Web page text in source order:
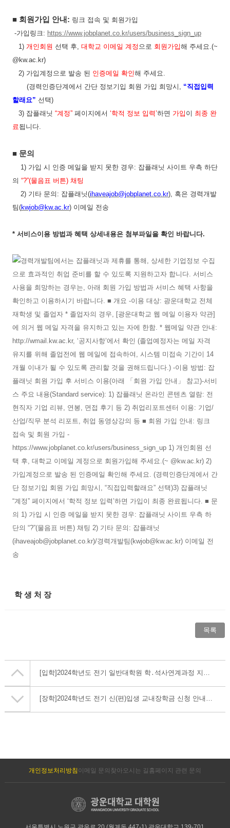
■ 회원가입 안내 : 링크 접속 및 회원가입
-가입링크: https://www.jobplanet.co.kr/users/business_sign_up
1) 개인회원 선택 후, 대학교 이메일 계정 으로 회원가입해 주세요.(~
@kw.ac.kr)
2) 가입계정으로 발송 된 인증메일 확인해 주세요.
(경력인증단계에서 간단 정보기입 회원 가입 희망시 , “직접입력
할래요” 선택)
3) 잡플래닛 “계정” 페이지에서 ‘학적 정보 입력’하면 가입 이 최종 완
료됩니다.
■ 문의
1) 가입 시 인증 메일을 받지 못한 경우: 잡플래닛 사이트 우측 하단
의 “?”(물음표 버튼) 채팅
2) 기타 문의 : 잡플래닛(ihaveajob@jobplanet.co.kr), 혹은 경력개발
팀(kwjob@kw.ac.kr) 이메일 전송
* 서비스이용 방법과 혜택 상세내용은 첨부파일을 확인 바랍니다.
학 생 처 장
목록
[입학]2024학년도 전기 일반대학원 학․석사연계과정 지원 학생 모집
[장학]2024학년도 전기 신(편)입생 교내장학금 신청 안내_정시모집 합격자
개인정보처리방침 이메일 문의 찾아오시는 길 홈페이지 관련 문의